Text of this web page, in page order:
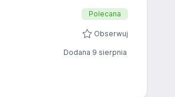
Polecana
Obserwuj
Dodana 9 sierpnia